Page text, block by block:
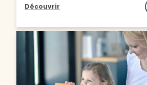
Découvrir